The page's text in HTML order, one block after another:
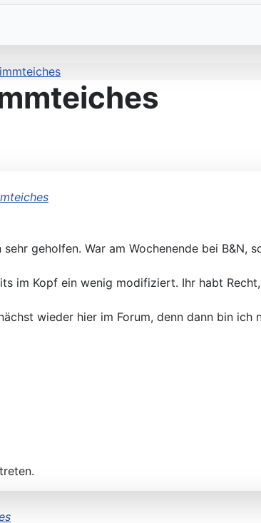
geholfen. War am Wochenende bei B&N,
im Kopf ein wenig modifiziert. Ihr habt
wieder hier im Forum, denn dann bin ich